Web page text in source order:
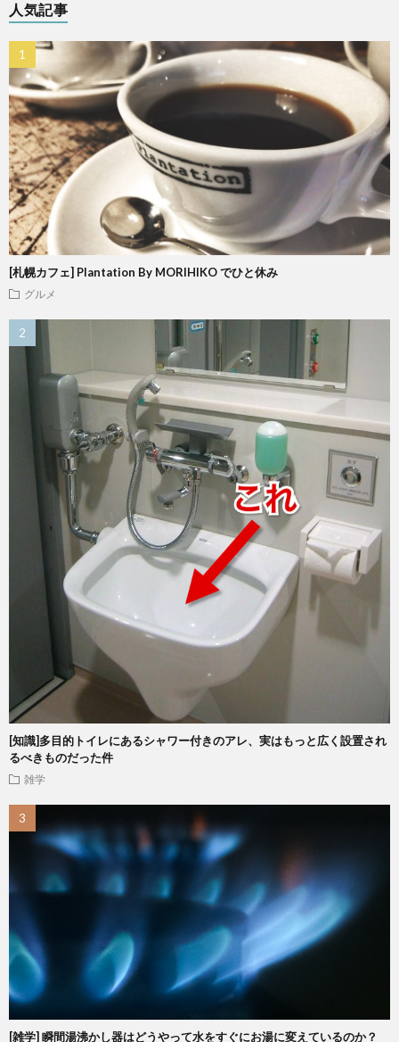
人気記事
[札幌カフェ] Plantation By MORIHIKO でひと休み
グルメ
[知識]多目的トイレにあるシャワー付きのアレ、実はもっと広く設置され
るべきものだった件
雑学
[雑学] 瞬間湯沸かし器はどうやって水をすぐにお湯に変えているのか？